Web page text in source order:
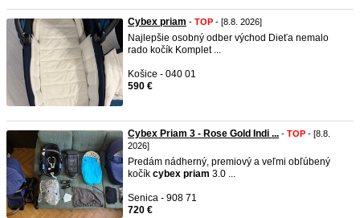
Cybex priam - TOP - [8.8. 2026]
Najlepšie osobný odber východ Dieťa nemalo
rado kočík Komplet ...
Košice - 040 01
590 €
Cybex Priam 3 - Rose Gold Indi ... - TOP - [8.8.
2026]
Predám nádherný, premiový a veľmi obľúbený
kočík cybex priam 3.0 ...
Senica - 908 71
720 €